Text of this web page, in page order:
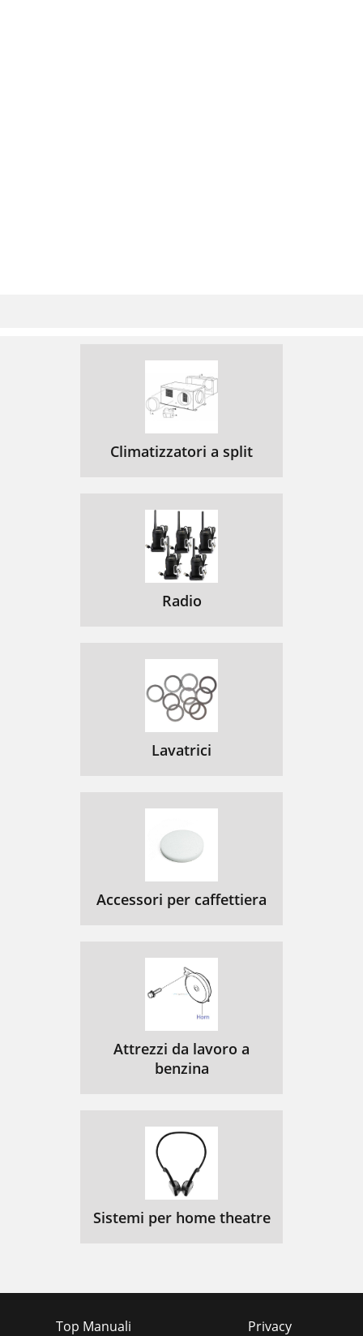
Climatizzatori a split
Radio
Lavatrici
Accessori per caffettiera
Attrezzi da lavoro a
benzina
Sistemi per home theatre
Top Manuali
Privacy